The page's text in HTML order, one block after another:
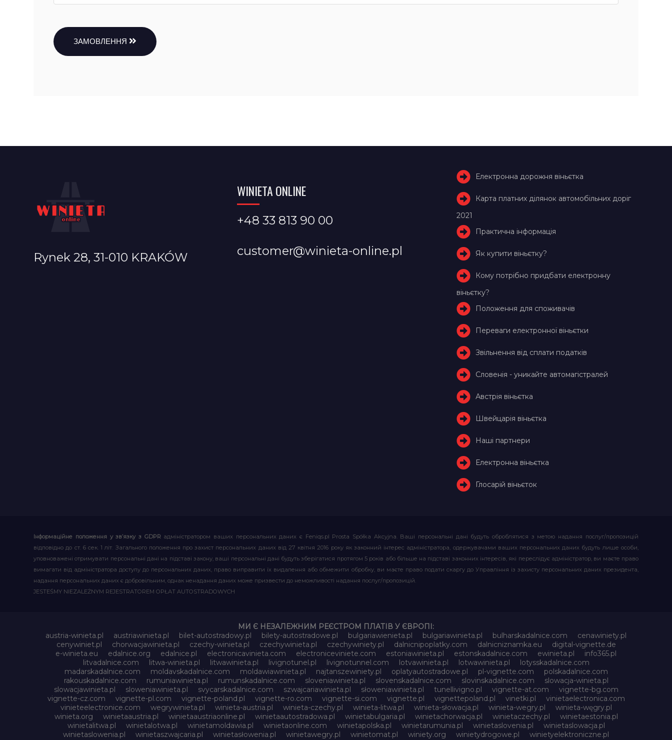
ЗАМОВЛЕННЯ
Rynek 28, 31-010 KRAKÓW
WINIETA ONLINE
+48 33 813 90 00
customer@winieta-online.pl
Електронна дорожня віньєтка
Карта платних ділянок автомобільних доріг
2021
Практична інформація
Як купити віньєтку?
Кому потрібно придбати електронну
віньєтку?
Положення для споживачів
Переваги електронної віньєтки
Звільнення від сплати податків
Словенія - уникайте автомагістралей
Австрія віньєтка
Швейцарія віньєтка
Наші партнери
Електронна віньєтка
Глосарій віньєток
Інформаційне положення у зв’язку з GDPR адміністратором ваших персональних даних є Feniqs.pl Prosta Spółka Akcyjna. Ваші персональні дані будуть оброблятися з метою надання послуг/пропозицій
відповідно до ст. 6 сек. 1 літ. Загального положення про захист персональних даних від 27 квітня 2016 року як законний інтерес адміністратора, одержувачами ваших персональних даних будуть лише особи,
уповноважені отримувати персональні дані на підставі закону, ваші персональні дані будуть зберігатися протягом 5 років або більше на підставі законних інтересів, які переслідує адміністратор, ви маєте право
вимагати від адміністратора доступу до персональних даних, право виправити їх видалення або обмежити обробку, ви маєте право подати скаргу до Управління із захисту персональних даних президента,
надання персональних даних є добровільним, однак ненадання даних може призвести до неможливості надання послуг/пропозицій.
JESTEŚMY NIEZALEŻNYM REJESTRATOREM OPŁAT AUTOSTRADOWYCH
МИ Є НЕЗАЛЕЖНИМ РЕЄСТРОМ ПЛАТІВ У ЄВРОПІ:
austria-winieta.pl
austriawinieta.pl bilet-autostradowy.pl bilety-autostradowe.pl bulgariawienieta.pl bulgariawinieta.pl bulharskadalnice.com
cenawiniety.pl
cenywiniet.pl
chorwacjawinieta.pl czechy-winieta.pl czechywinieta.pl czechywiniety.pl dalnicnipoplatky.com dalnicniznamka.eu
digital-vignette.de
e-winieta.eu
edalnice.org edalnice.pl electronicavinieta.com electroniceviniete.com estoniawinieta.pl estonskadalnice.com ewinieta.pl
info365.pl
litvadalnice.com
litwa-winieta.pl litwawinieta.pl livignotunel.pl livignotunnel.com lotvawinieta.pl lotwawinieta.pl
lotysskadalnice.com
madarskadalnice.com
moldavskadalnice.com moldawiawinieta.pl najtanszewiniety.pl oplatyautostradowe.pl pl-vignette.com
polskadalnice.com
rakouskadalnice.com
rumuniawinieta.pl rumunskadalnice.com sloveniawinieta.pl slovenskadalnice.com slovinskadalnice.com
slowacja-winieta.pl
slowacjawinieta.pl
sloweniawinieta.pl svycarskadalnice.com szwajcariawinieta.pl słoweniawinieta.pl tunellivigno.pl vignette-at.com
vignette-bg.com
vignette-cz.com
vignette-pl.com vignette-poland.pl vignette-ro.com vignette-si.com vignette.pl vignettepoland.pl vinetki.pl
vinietaelectronica.com
vinieteelectronice.com
wegrywinieta.pl winieta-austria.pl winieta-czechy.pl winieta-litwa.pl winieta-słowacja.pl winieta-wegry.pl
winieta-węgry.pl
winieta.org
winietaaustria.pl winietaaustriaonline.pl winietaautostradowa.pl winietabulgaria.pl winietachorwacja.pl winietaczechy.pl
winietaestonia.pl
winietalitwa.pl
winietalotwa.pl winietamoldawia.pl winietaonline.com winietapolska.pl winietarumunia.pl winietaslovenia.pl
winietaslowacja.pl
winietaslowenia.pl
winietaszwajcaria.pl winietasłowenia.pl winietawegry.pl winietomat.pl winiety.org winietydrogowe.pl
winietyelektroniczne.pl